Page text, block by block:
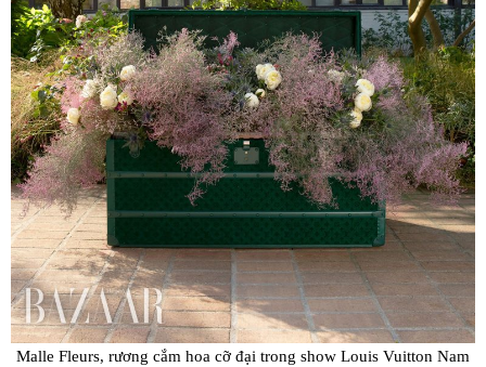
Malle Fleurs, rương cắm hoa cỡ đại trong show Louis Vuitton Nam